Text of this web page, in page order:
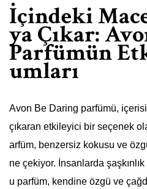
İçindeki
ya Çıkar:
Parfümün
umları
Avon Be Daring parfümü,
çıkaran etkileyici bir seçenek
arfüm, benzersiz kokusu ve
ne çekiyor. İnsanlarda
u parfüm, kendine özgü ve